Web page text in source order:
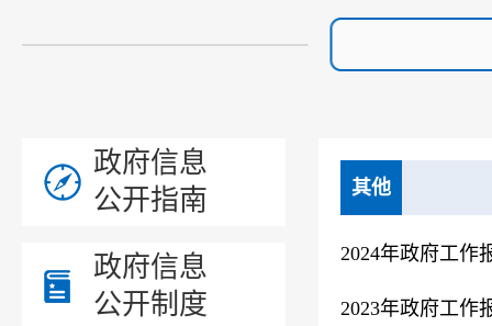
政府信息
公开指南
政府信息
公开制度
其他
2024年政府工作
2023年政府工作